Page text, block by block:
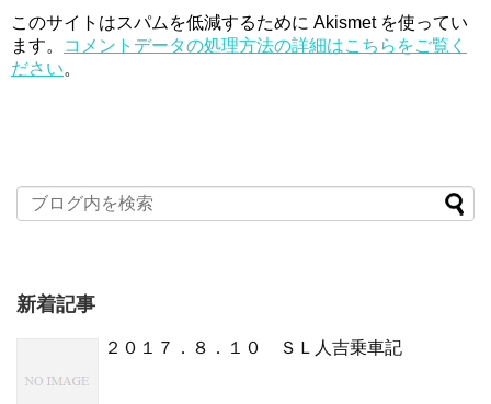
このサイトはスパムを低減するために Akismet を使ってい
ます。
コメントデータの処理方法の詳細はこちらをご覧く
ださい。
新着記事
２０１７．８．１０ ＳＬ人吉乗車記